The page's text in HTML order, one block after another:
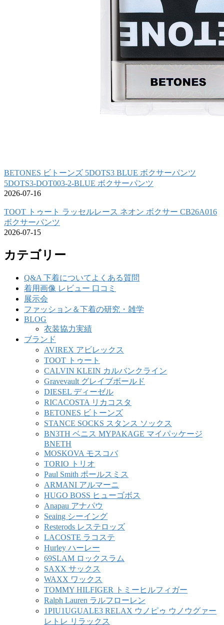
BETONES ビトーンズ 5DOTS3 BLUE ボクサーパンツ
5DOTS3-DOT003-2-BLUE ボクサーパンツ
2026-07-16
TOOT トゥート ラッセルレース ネオン ボクサー CB26A016
ボクサーパンツ
2026-07-15
カテゴリー
Q&A 下着についてよくある質問
着用画像 レビュー 口コミ
展示会
ファッション＆下着の研究・雑学
BLOG
衣装協力実績
ブランド
AVIREX アビレックス
TOOT トゥート
CALVIN KLEIN カルバンクライン
Gravevault グレイブボールド
DIESEL ディーゼル
RICACOSTA リカコスタ
BETONES ビトーンズ
STANCE SOCKS スタンス ソックス
BN3TH ベニス MYPAKAGE マイパッケージ
BNETH
MOSKOVA モスコバ
TORIO トリオ
Paul Smith ポールスミス
ARMANI アルマーニ
HUGO BOSS ヒューゴボス
Anapau アナパウ
Seaing シーイング
Resterods レステロッズ
LACOSTE ラコステ
Hurley ハーレー
69SLAM ロックスラム
SAXX サックス
WAXX ワックス
TOMMY HILFIGER トミーヒルフィガー
Ralph Lauren ラルフローレン
1PIU1UGUALE3 RELAX ウノピゥ ウノウグァー
レトレ リラックス